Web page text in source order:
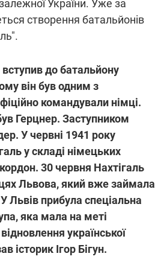
України. Уже за
створення батальйонів
до батальйону
він був одним з
командували німці.
Герцнер. Заступником
У червні 1941 року
у складі німецьких
30 червня Нахтігаль
Львова, який вже займала
Львів прибула спеціальна
яка мала на меті
української
історик Ігор Бігун.